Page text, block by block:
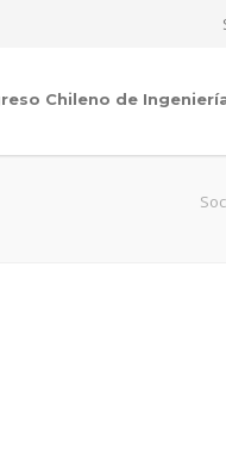
Chileno de